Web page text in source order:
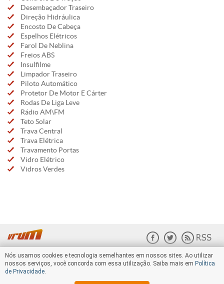
Desembaçador Traseiro
Direção Hidráulica
Encosto De Cabeça
Espelhos Elétricos
Farol De Neblina
Freios ABS
Insulfilme
Limpador Traseiro
Piloto Automático
Protetor De Motor E Cárter
Rodas De Liga Leve
Rádio AM\FM
Teto Solar
Trava Central
Trava Elétrica
Travamento Portas
Vidro Elétrico
Vidros Verdes
Nós usamos cookies e tecnologia semelhantes em nossos sites. Ao utilizar
nossos serviços, você concorda com essa utilização. Saiba mais em Política
de Privacidade.